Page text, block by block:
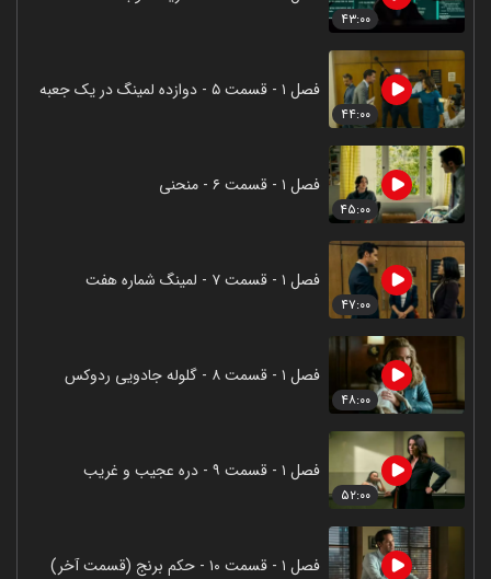
۴۳:۰۰
۴۴:۰۰
فصل ۱ - قسمت ۵ - دوازده لمینگ در یک جعبه
۴۵:۰۰
فصل ۱ - قسمت ۶ - منحنی
۴۷:۰۰
فصل ۱ - قسمت ۷ - لمینگ شماره هفت
۴۸:۰۰
فصل ۱ - قسمت ۸ - گلوله جادویی ردوکس
۵۲:۰۰
فصل ۱ - قسمت ۹ - دره عجیب و غریب
فصل ۱ - قسمت ۱۰ - حکم برنج (قسمت آخر)